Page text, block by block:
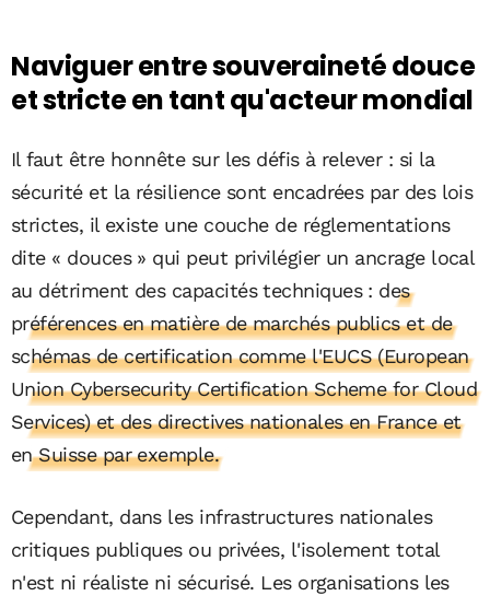
Naviguer entre souveraineté douce
et stricte en tant qu'acteur mondial
Il faut être honnête sur les défis à relever : si la
sécurité et la résilience sont encadrées par des lois
strictes, il existe une couche de réglementations
dite « douces » qui peut privilégier un ancrage local
au détriment des capacités techniques : des
préférences en matière de marchés publics et de
schémas de certification comme l'EUCS (European
Union Cybersecurity Certification Scheme for Cloud
Services) et des directives nationales en France et
en Suisse par exemple.
Cependant, dans les infrastructures nationales
critiques publiques ou privées, l'isolement total
n'est ni réaliste ni sécurisé. Les organisations les